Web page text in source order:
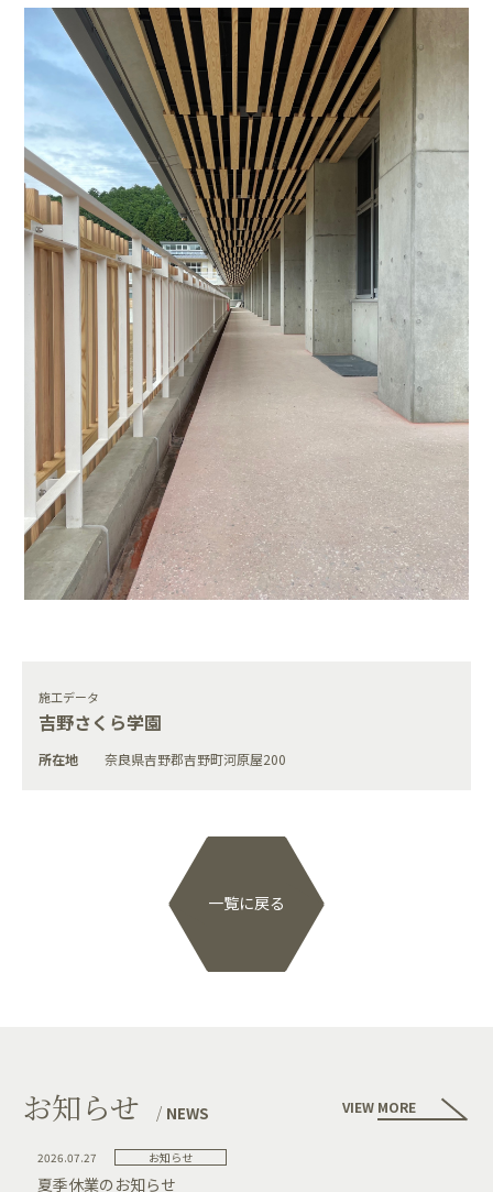
施工データ
吉野さくら学園
所在地 奈良県吉野郡吉野町河原屋200
一覧に戻る
お知らせ NEWS VIEW MORE
2026.07.27 お知らせ
夏季休業のお知らせ